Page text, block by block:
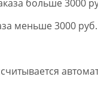
больше 3000
меньше 3000 руб.